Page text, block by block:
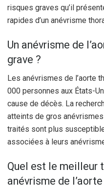
risques graves qu’il
rapides d’un anévrisme
Un anévrisme de
grave ?
Les anévrismes de l’aorte
000 personnes aux États-
cause de décès. La
atteints de gros
traités sont plus
associées à leurs
Quel est le meilleur
anévrisme de